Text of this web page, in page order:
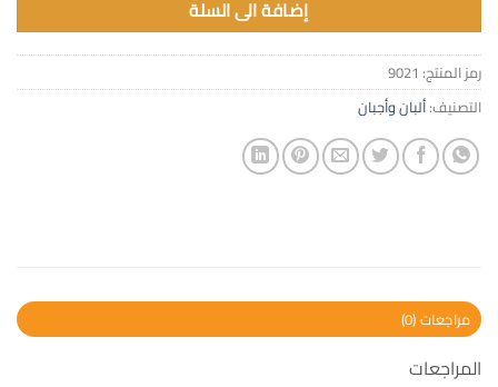
إضافة الى السلة
رمز المنتج: 9021
التصنيف:ألبان وأجبان
مراجعات (0)
المراجعات